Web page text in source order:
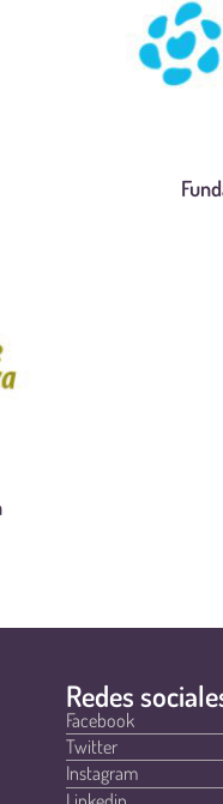
Redes
Facebook
Twitter
Instagram